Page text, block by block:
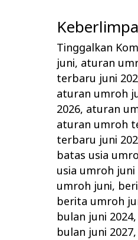
Tinggalkan
juni, aturan
terbaru juni
aturan umroh
2026, aturan
aturan umroh
terbaru juni
batas usia
usia umroh juni
umroh juni,
berita umroh
bulan juni 2024,
bulan juni 2027,
Keberlimpahan
Pahala
di
Umroh
Juni
&
Tata
Caranya